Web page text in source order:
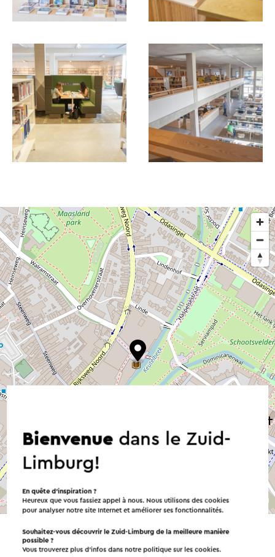
©OpenStreetMapcontributors
→ Planifier votre itinéraire
Bienvenuedans le Zuid-
Limburg!
En quête d’inspiration ?
Heureux que vous fassiez appel à nous. Nous utilisons des cookies
pour analyser notre site Internet et améliorer ses fonctionnalités.
Souhaitez-vous découvrir le Zuid-Limburg de la meilleure manière
possible ?
Vous trouverez plus d’infos dans notre politique sur lescookies.